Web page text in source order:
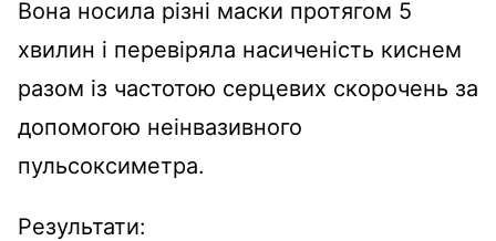
Вона носила різні маски протягом 5
хвилин і перевіряла насиченість киснем
разом із частотою серцевих скорочень за
допомогою неінвазивного
пульсоксиметра.
Результати: